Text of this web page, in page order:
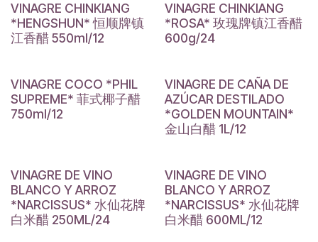
VINAGRE CHINKIANG
*HENGSHUN* 恒顺牌镇
江香醋 550ml/12
VINAGRE CHINKIANG
*ROSA* 玫瑰牌镇江香醋
600g/24
VINAGRE COCO *PHIL
SUPREME* 菲式椰子醋
750ml/12
VINAGRE DE CAÑA DE
AZÚCAR DESTILADO
*GOLDEN MOUNTAIN*
金山白醋 1L/12
VINAGRE DE VINO
BLANCO Y ARROZ
*NARCISSUS* 水仙花牌
白米醋 250ML/24
VINAGRE DE VINO
BLANCO Y ARROZ
*NARCISSUS* 水仙花牌
白米醋 600ML/12